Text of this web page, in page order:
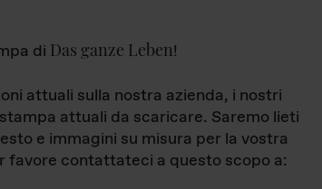
di Das ganze Leben!
attuali sulla nostra azienda, i nostri
attuali da scaricare. Saremo lieti
e immagini su misura per la vostra
favore contattateci a questo scopo a: